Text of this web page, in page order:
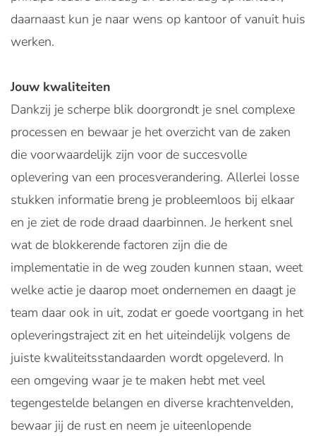
daarnaast kun je naar wens op kantoor of vanuit huis
werken.
Jouw kwaliteiten
Dankzij je scherpe blik doorgrondt je snel complexe
processen en bewaar je het overzicht van de zaken
die voorwaardelijk zijn voor de succesvolle
oplevering van een procesverandering. Allerlei losse
stukken informatie breng je probleemloos bij elkaar
en je ziet de rode draad daarbinnen. Je herkent snel
wat de blokkerende factoren zijn die de
implementatie in de weg zouden kunnen staan, weet
welke actie je daarop moet ondernemen en daagt je
team daar ook in uit, zodat er goede voortgang in het
opleveringstraject zit en het uiteindelijk volgens de
juiste kwaliteitsstandaarden wordt opgeleverd. In
een omgeving waar je te maken hebt met veel
tegengestelde belangen en diverse krachtenvelden,
bewaar jij de rust en neem je uiteenlopende